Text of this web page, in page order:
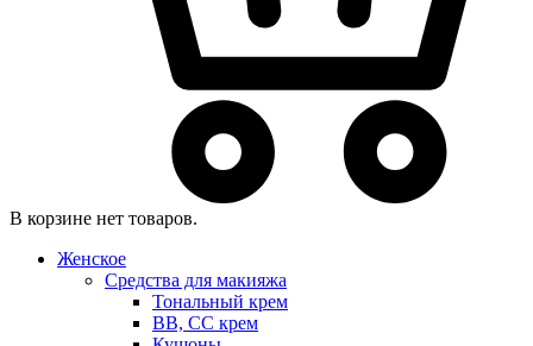
В корзине нет товаров.
Женское
Средства для макияжа
Тональный крем
BB, CC крем